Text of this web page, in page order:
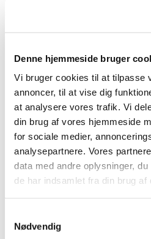
Denne hjemmeside bruger
Vi bruger cookies til at tilpasse
annoncer, til at vise dig
at analysere vores trafik. Vi
din brug af vores hjemmeside
for sociale medier,
analysepartnere. Vores
data med andre oplysninger,
de har indsamlet fra din brug af
Nødvendig